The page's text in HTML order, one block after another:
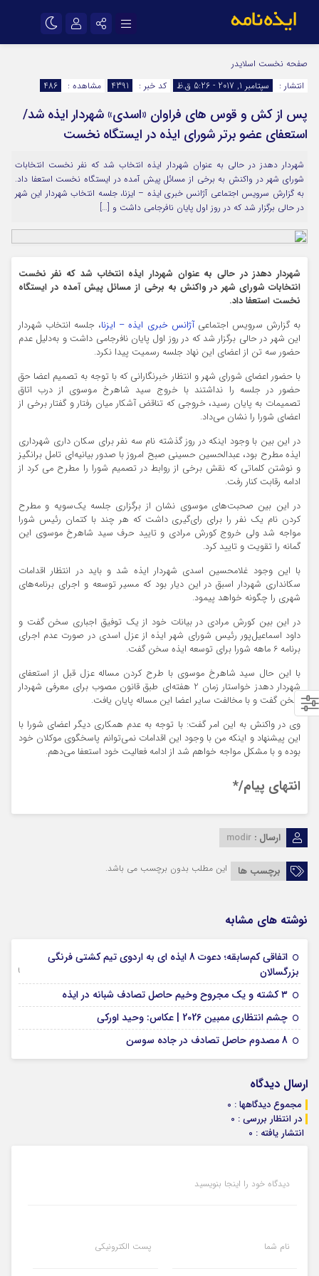
اینستاگرام
سروش
ایتا
آپارات
اپلیکیشن رمز عبور
مرا به خاطر بسپار
صفحه نخست اسلایدر
انتشار :
سپتامبر 1, 2017 - 5:26 ق.ظ کد خبر : 4391 مشاهده : 486
پس از کش و قوس های فراوان «اسدی» شهردار ایذه شد/
استعفای عضو برتر شورای ایذه در ایستگاه نخست
شهردار دهدز در حالی به عنوان شهردار ایذه انتخاب شد که نفر نخست انتخابات
شورای شهر در واکنش به برخی از مسائل پیش آمده در ایستگاه نخست استعفا داد.
به گزارش سرویس اجتماعی آژانس خبری ایذه – ایزنا، جلسه انتخاب شهردار این شهر
در حالی برگزار شد که در روز اول پایان نافرجامی داشت و […]
شهردار دهدز در حالی به عنوان شهردار ایذه انتخاب شد که نفر نخست
انتخابات شورای شهر در واکنش به برخی از مسائل پیش آمده در ایستگاه
نخست استعفا داد.
به گزارش سرویس اجتماعیآژانس خبری ایذه – ایزنا، جلسه انتخاب شهردار
این شهر در حالی برگزار شد که در روز اول پایان نافرجامی داشت و به‌دلیل عدم
حضور سه تن از اعضای این نهاد جلسه رسمیت پیدا نکرد.
با حضور اعضای شورای شهر و انتظار خبرنگارانی که با توجه به تصمیم اعضا حق
حضور در جلسه را نداشتند با خروج سید شاهرخ موسوی از درب اتاق
تصمیمات به پایان رسید، خروجی که تناقض آشکار میان رفتار و گفتار برخی از
اعضای شورا را نشان می‌داد.
در این بین با وجود اینکه در روز گذشته نام سه نفر برای سکان داری شهرداری
ایذه مطرح بود، عبدالحسین حسینی صبح امروز با صدور بیانیه‌ای تامل برانگیز
و نوشتن کلماتی که نقش برخی از روابط در تصمیم شورا را مطرح می کرد از
ادامه رقابت کنار رفت.
در این بین صحبت‌های موسوی نشان از برگزاری جلسه یک‌سویه و مطرح
کردن نام یک نفر را برای رای‌گیری داشت که هر چند با کتمان رئیس شورا
مواجه شد ولی خروج کورش مرادی و تایید حرف سید شاهرخ موسوی این
گمانه را تقویت و تایید کرد.
با این وجود غلامحسین اسدی شهردار ایذه شد و باید در انتظار اقدامات
سکانداری شهردار اسبق در این دیار بود که مسیر توسعه و اجرای برنامه‌های
شهری را چگونه خواهد پیمود.
در این بین کورش مرادی در بیانات خود از یک توفیق اجباری سخن گفت و
داود اسماعیل‌پور رئیس شورای شهر ایذه از عزل اسدی در صورت عدم اجرای
برنامه 6 ماهه شورا برای توسعه ایذه سخن گفت.
با این حال سید شاهرخ موسوی با طرح کردن مساله عزل قبل از استعفای
شهردار دهدز خواستار زمان 2 هفته‌ای طبق قانون مصوب برای معرفی شهردار
سخن گفت و با مخالفت سایر اعضا این مساله پایان یافت.
وی در واکنش به این امر گفت: با توجه به عدم همکاری دیگر اعضای شورا با
این پیشنهاد و اینکه من با وجود این اقدامات نمی‌توانم پاسخگوی موکلان خود
بوده و با مشکل مواجه خواهم شد از ادامه فعالیت خود استعفا می‌دهم.
انتهای پیام/*
ارسال : modir
برچسب ها این مطلب بدون برچسب می باشد.
نوشته های مشابه
اتفاقی کم‌سابقه؛ دعوت 8 ایذه ای به اردوی تیم کشتی فرنگی
بزرگسالان
09 جولای 2026
۳ کشته و یک مجروح وخیم حاصل تصادف شبانه در ایذه
چشم انتظاری ممبین 2026 | عکاس: وحید اورکی
8 مصدوم حاصل تصادف در جاده سوسن
ارسال دیدگاه
مجموع دیدگاهها : 0
در انتظار بررسی : 0
انتشار یافته : 0
دیدگاه خود را اینجا بنویسید
نام شما پست الکترونیکی